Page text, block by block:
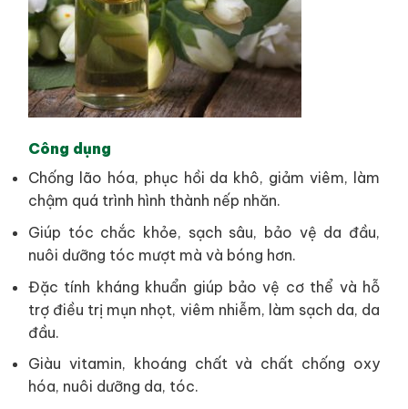
Công dụng
Chống lão hóa, phục hồi da khô, giảm viêm, làm
chậm quá trình hình thành nếp nhăn.
Giúp tóc chắc khỏe, sạch sâu, bảo vệ da đầu,
nuôi dưỡng tóc mượt mà và bóng hơn.
Đặc tính kháng khuẩn giúp bảo vệ cơ thể và hỗ
trợ điều trị mụn nhọt, viêm nhiễm, làm sạch da, da
đầu.
Giàu vitamin, khoáng chất và chất chống oxy
hóa, nuôi dưỡng da, tóc.